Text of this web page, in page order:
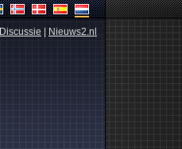
Discussie Nieuws2.nl